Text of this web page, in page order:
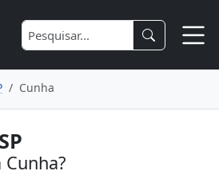
Cunha